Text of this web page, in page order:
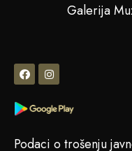
Galerija
Podaci o trošenju